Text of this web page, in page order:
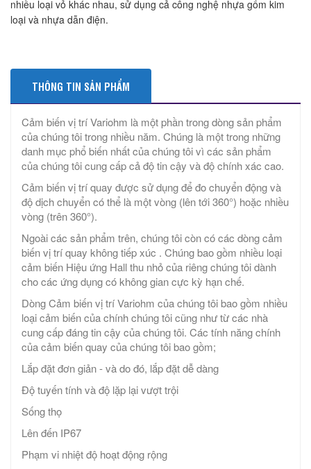
nhiều loại vỏ khác nhau, sử dụng cả công nghệ nhựa gốm kim
loại và nhựa dẫn điện.
THÔNG TIN SẢN PHẨM
Cảm biến vị trí Variohm là một phần trong dòng sản phẩm
của chúng tôi trong nhiều năm. Chúng là một trong những
danh mục phổ biến nhất của chúng tôi vì các sản phẩm
của chúng tôi cung cấp cả độ tin cậy và độ chính xác cao.
Cảm biến vị trí quay được sử dụng để đo chuyển động và
độ dịch chuyển có thể là một vòng (lên tới 360°) hoặc nhiều
vòng (trên 360°).
Ngoài các sản phẩm trên, chúng tôi còn có các dòng cảm
biến vị trí quay không tiếp xúc . Chúng bao gồm nhiều loại
cảm biến Hiệu ứng Hall thu nhỏ của riêng chúng tôi dành
cho các ứng dụng có không gian cực kỳ hạn chế.
Dòng Cảm biến vị trí Variohm của chúng tôi bao gồm nhiều
loại cảm biến của chính chúng tôi cũng như từ các nhà
cung cấp đáng tin cậy của chúng tôi. Các tính năng chính
của cảm biến quay của chúng tôi bao gồm;
Lắp đặt đơn giản - và do đó, lắp đặt dễ dàng
Độ tuyến tính và độ lặp lại vượt trội
Sống thọ
Lên đến IP67
Phạm vi nhiệt độ hoạt động rộng